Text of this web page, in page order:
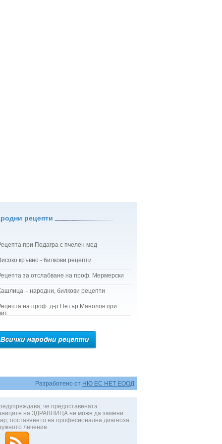
рецепти
при Подагра с пчелен мед
кръвно - билкови рецепти
за отслабване на проф. Мермерски
– народни, билкови рецепти
на проф. д-р Петър Манолов при
Разработено от НЮ ЕС НЕТ ЕООД
че предоставената
на ЗДРАВНИЦА не може да замени
поставянето на професионална диагноза
лечение.